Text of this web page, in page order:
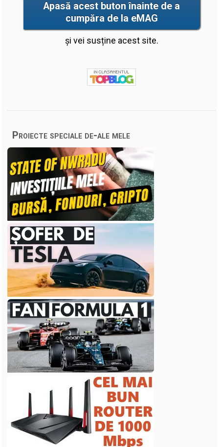
Apasă acest buton înainte de a
cumpăra de la eMAG
și vei susține acest site.
Proiecte speciale de-ale mele